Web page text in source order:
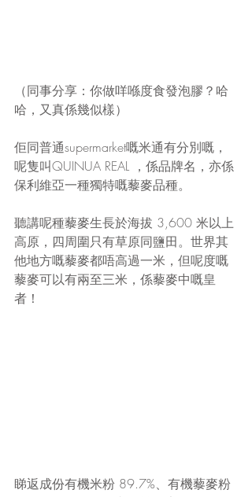
（同事分享：你做咩喺度食發泡膠？哈
哈，又真係幾似樣）
佢同普通supermarket嘅米通有分別嘅，
呢隻叫QUINUA REAL ，係品牌名，亦係
保利維亞一種獨特嘅藜麥品種。
聽講呢種藜麥生長於海拔 3,600 米以上
高原，四周圍只有草原同鹽田。世界其
他地方嘅藜麥都唔高過一米，但呢度嘅
藜麥可以有兩至三米，係藜麥中嘅皇
者！
睇返成份有機米粉 89.7%、有機藜麥粉